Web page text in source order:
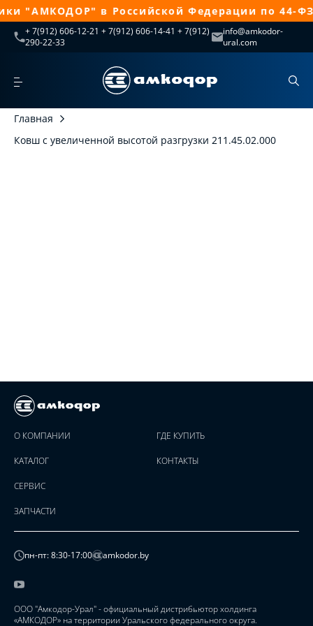
"АМКОДОР" в Российской Федерации по 44-ФЗ
+ 7(912) 606-12-21 + 7(912) 606-14-41 + 7(912)
290-22-33
info@amkodor-
ural.com
Главная
Ковш с увеличенной высотой разгрузки 211.45.02.000
О КОМПАНИИ
КАТАЛОГ
СЕРВИС
ЗАПЧАСТИ
ГДЕ КУПИТЬ
КОНТАКТЫ
пн-пт: 8:30-17:00 amkodor.by
ООО "Амкодор-Урал" - официальный дистрибьютор холдинга
«АМКОДОР» на территории Уральского федерального округа.